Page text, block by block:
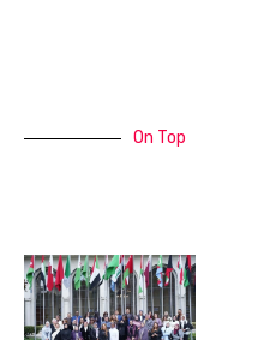
On Top